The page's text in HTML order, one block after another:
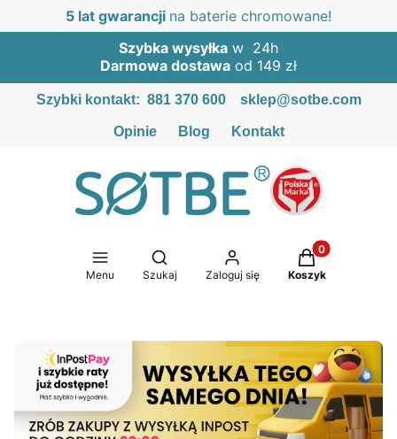
5 lat gwarancji na baterie chromowane!
Szybka wysyłka w 24h
Darmowa dostawa od 149 zł
Szybki kontakt: 881 370 600 sklep@sotbe.com
Opinie Blog Kontakt
Menu
Otwórz wyszukiwarkę
Szukaj Zaloguj się
Produkty w
Koszyk